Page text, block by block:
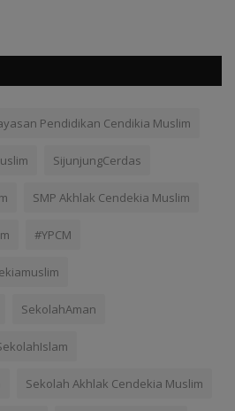
Pendidikan Cendikia Muslim
SijunjungCerdas
SMP Akhlak Cendekia Muslim
#YPCM
SekolahAman
Sekolah Akhlak Cendekia Muslim